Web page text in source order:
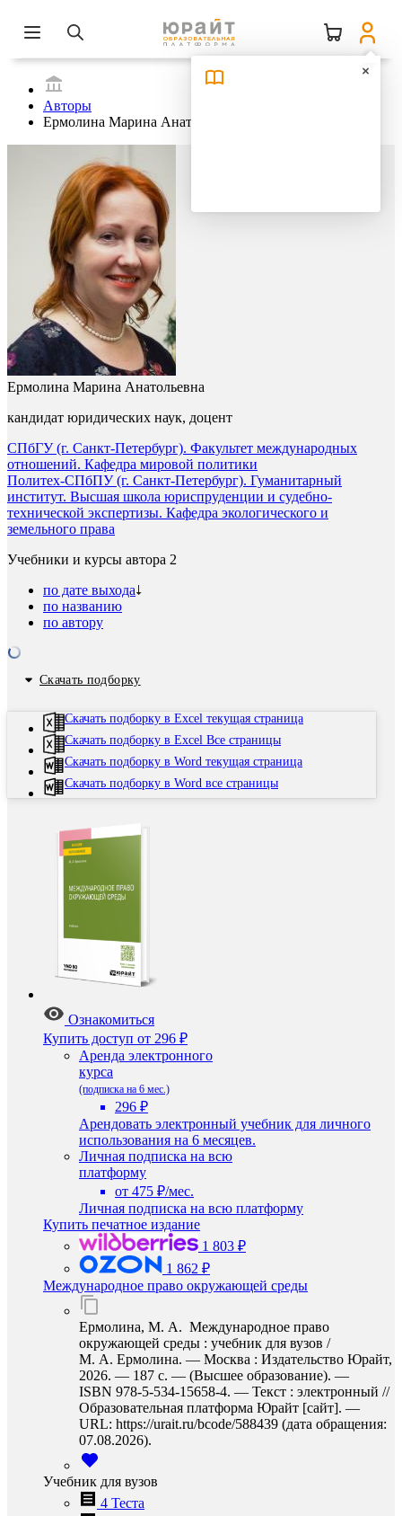
Авторы
Ермолина Марина Анатольевна
Ермолина Марина Анатольевна
кандидат юридических наук, доцент
СПбГУ (г. Санкт-Петербург). Факультет международных
отношений. Кафедра мировой политики
Политех-СПбПУ (г. Санкт-Петербург). Гуманитарный
институт. Высшая школа юриспруденции и судебно-
технической экспертизы. Кафедра экологического и
земельного права
Учебники и курсы автора 2
по дате выхода
по названию
по автору
Скачать подборку
Скачать подборку в Excel текущая страница
Скачать подборку в Excel Все страницы
Скачать подборку в Word текущая страница
Скачать подборку в Word все страницы
Ознакомиться
Купить доступ от 296 ₽
Аренда электронного
курса
(подписка на 6 мес.)
296 ₽
Арендовать электронный учебник для личного
использования на 6 месяцев.
Личная подписка на всю
платформу
от 475 ₽/мес.
Личная подписка на всю платформу
Купить печатное издание
1 803 ₽
1 862 ₽
Международное право окружающей среды
Ермолина, М. А. Международное право
окружающей среды : учебник для вузов /
М. А. Ермолина. — Москва : Издательство Юрайт,
2026. — 187 с. — (Высшее образование). —
ISBN 978-5-534-15658-4. — Текст : электронный //
Образовательная платформа Юрайт [сайт]. —
URL: https://urait.ru/bcode/588439 (дата обращения:
07.08.2026).
Учебник для вузов
4 Теста